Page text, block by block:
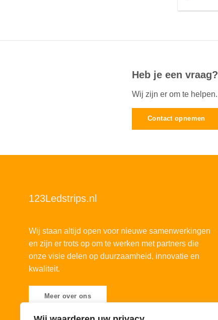
Heb je een vraag?
Wij zijn er om te helpen.
Contact opnemen
123Ledstrips.nl
Wij staan altijd open voor nieuwe samenwerkingen
en zijn er trots op om te werken met partners die
onze visie delen op duurzaamheid, innovatie en
kwaliteit.
Meer over ons